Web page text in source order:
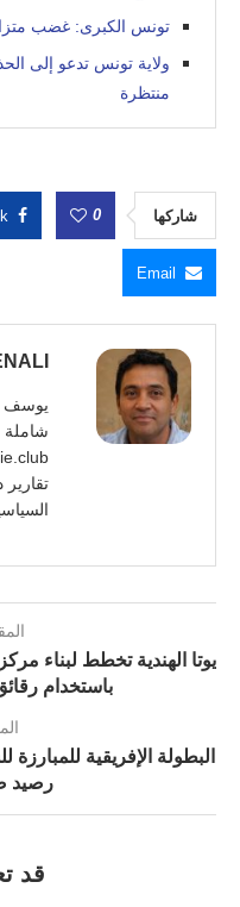
تونس الكبرى: غضب
ولاية تونس تدعو إلى
منتظرة
شاركها 0
Email
يوسف
شاملة
باستخدام
رصيد
قد